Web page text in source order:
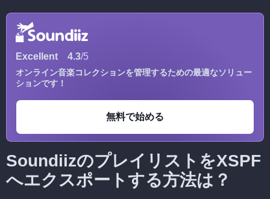
Excellent 4.3/5
オンライン音楽コレクションを管理するための最適なソリュー
ションです！
無料で始める
SoundiizのプレイリストをXSPF
へエクスポートする方法は？